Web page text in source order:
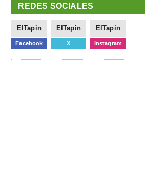
REDES SOCIALES
ElTapin
Facebook
ElTapin
X
ElTapin
Instagram